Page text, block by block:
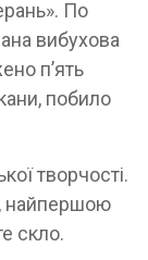
По
вибухова
п’ять
побило
творчості.
найпершою
скло.